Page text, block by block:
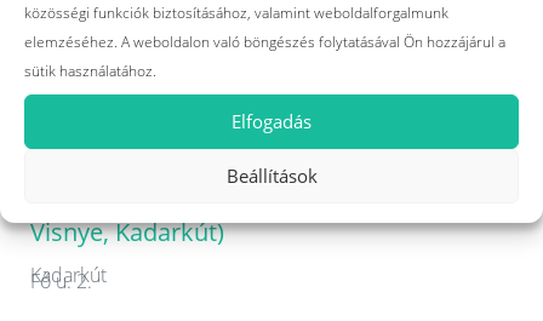
közösségi funkciók biztosításához, valamint weboldalforgalmunk
elemzéséhez. A weboldalon való böngészés folytatásával Ön hozzájárul a
sütik használatához.
Elfogadás
Beállítások
Dr. Baumann Lilla háziorvos (Ecseny,
Polány, Somogygeszti, Mernye)
Visnye, Kadarkút)
Kadarkút
Fő u. 2.